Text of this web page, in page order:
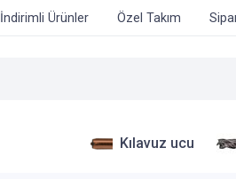
İndirimli Ürünler Özel Takım
Kılavuz ucu